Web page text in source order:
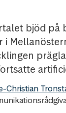
bjöd på
i
Christian